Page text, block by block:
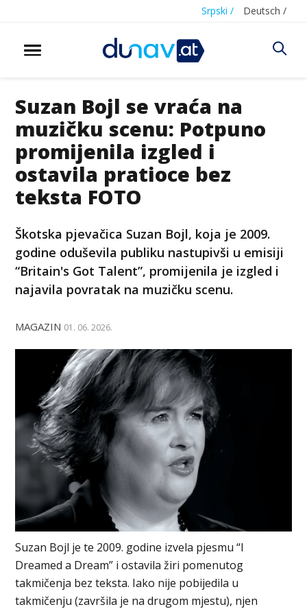
Srpski / Deutsch /
Suzan Bojl se vraća na
muzičku scenu: Potpuno
promijenila izgled i
ostavila pratioce bez
teksta FOTO
Škotska pjevačica Suzan Bojl, koja je 2009.
godine oduševila publiku nastupivši u emisiji
“Britain's Got Talent”, promijenila je izgled i
najavila povratak na muzičku scenu.
MAGAZIN 01. 06. 2026.
Suzan Bojl je te 2009. godine izvela pjesmu “I
Dreamed a Dream” i ostavila žiri pomenutog
takmičenja bez teksta. Iako nije pobijedila u
takmičenju (završila je na drugom mjestu), njen